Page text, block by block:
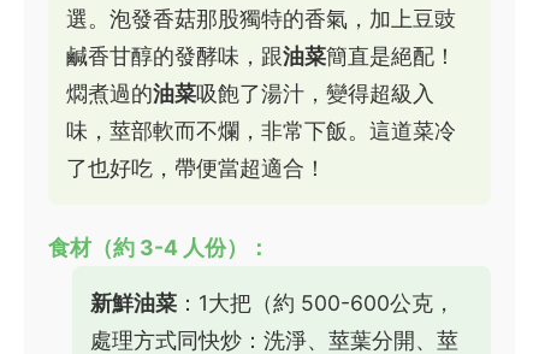
選。泡發香菇那股獨特的香氣，加上豆豉
鹹香甘醇的發酵味，跟油菜簡直是絕配！
燜煮過的油菜吸飽了湯汁，變得超級入
味，莖部軟而不爛，非常下飯。這道菜冷
了也好吃，帶便當超適合！
食材（約 3-4 人份）：
新鮮油菜 ：1大把（約 500-600公克，
處理方式同快炒：洗淨、莖葉分開、莖